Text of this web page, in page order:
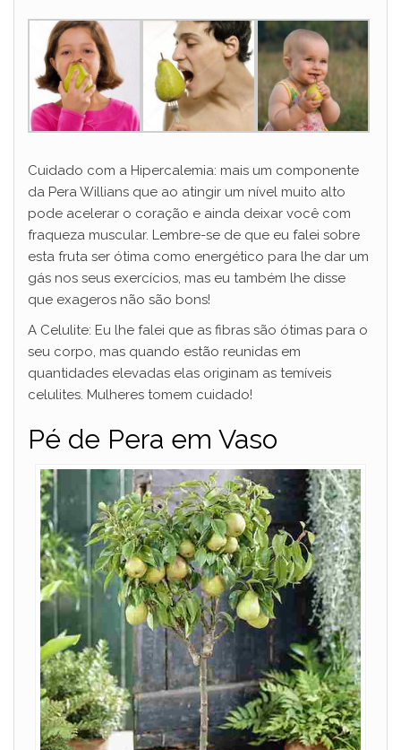
Cuidado com a Hipercalemia: mais um componente
da Pera Willians que ao atingir um nível muito alto
pode acelerar o coração e ainda deixar você com
fraqueza muscular. Lembre-se de que eu falei sobre
esta fruta ser ótima como energético para lhe dar um
gás nos seus exercícios, mas eu também lhe disse
que exageros não são bons!
A Celulite: Eu lhe falei que as fibras são ótimas para o
seu corpo, mas quando estão reunidas em
quantidades elevadas elas originam as temíveis
celulites. Mulheres tomem cuidado!
Pé de Pera em Vaso